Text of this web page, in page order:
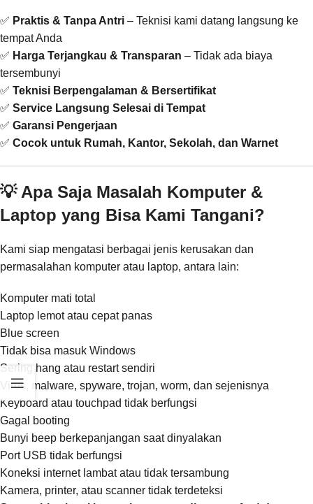
✅ Praktis & Tanpa Antri – Teknisi kami datang langsung ke
tempat Anda
✅ Harga Terjangkau & Transparan – Tidak ada biaya
tersembunyi
✅ Teknisi Berpengalaman & Bersertifikat
✅ Service Langsung Selesai di Tempat
✅ Garansi Pengerjaan
✅ Cocok untuk Rumah, Kantor, Sekolah, dan Warnet
💡 Apa Saja Masalah Komputer &
Laptop yang Bisa Kami Tangani?
Kami siap mengatasi berbagai jenis kerusakan dan
permasalahan komputer atau laptop, antara lain:
Komputer mati total
Laptop lemot atau cepat panas
Blue screen
Tidak bisa masuk Windows
Sering hang atau restart sendiri
Virus, malware, spyware, trojan, worm, dan sejenisnya
Keyboard atau touchpad tidak berfungsi
Gagal booting
Bunyi beep berkepanjangan saat dinyalakan
Port USB tidak berfungsi
Koneksi internet lambat atau tidak tersambung
Kamera, printer, atau scanner tidak terdeteksi